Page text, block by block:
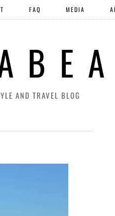
B E A
AND TRAVEL BLOG
FAQ MEDIA